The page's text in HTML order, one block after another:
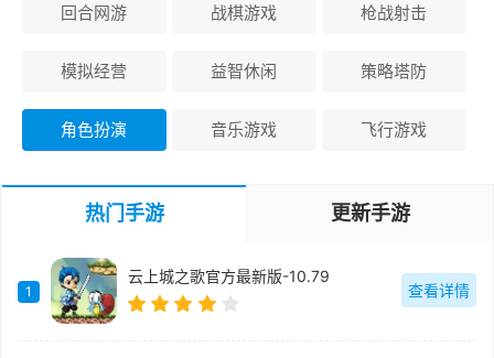
回合网游 战棋游戏 枪战射击
模拟经营 益智休闲 策略塔防
角色扮演 音乐游戏 飞行游戏
热门手游 更新手游
1
云上城之歌官方最新版-10.79
查看详情